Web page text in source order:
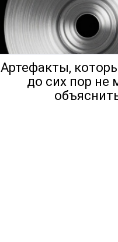
Артефакты,
до сих пор не